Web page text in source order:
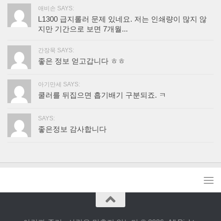
애비손 SAYS:
L1300 급지롤러 문제 있네요. 저는 인쇄량이 많지 않
지만 기간으로 보면 7개월...
간장묵 SAYS:
좋은 정보 얻고갑니다 ㅎㅎ
아기만세 SAYS:
쿨러를 뒤집으면 흡기배기 구분되죠. ㅋ
SAYS:
좋은정보 감사합니다